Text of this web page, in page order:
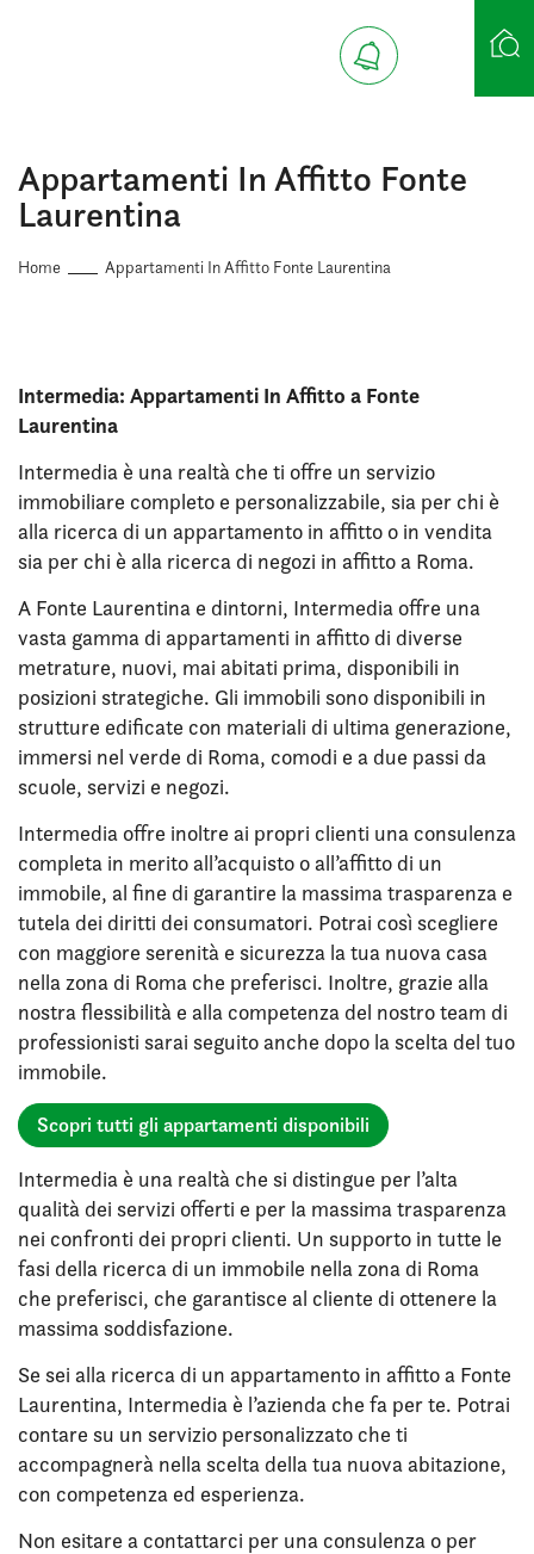
Appartamenti In Affitto Fonte
Laurentina
Home Appartamenti In Affitto Fonte Laurentina
Intermedia: Appartamenti In Affitto a Fonte
Laurentina
Intermedia è una realtà che ti offre un servizio
immobiliare completo e personalizzabile, sia per chi è
alla ricerca di un appartamento in affitto o in vendita
sia per chi è alla ricerca di negozi in affitto a Roma.
A Fonte Laurentina e dintorni, Intermedia offre una
vasta gamma di appartamenti in affitto di diverse
metrature, nuovi, mai abitati prima, disponibili in
posizioni strategiche. Gli immobili sono disponibili in
strutture edificate con materiali di ultima generazione,
immersi nel verde di Roma, comodi e a due passi da
scuole, servizi e negozi.
Intermedia offre inoltre ai propri clienti una consulenza
completa in merito all’acquisto o all’affitto di un
immobile, al fine di garantire la massima trasparenza e
tutela dei diritti dei consumatori. Potrai così scegliere
con maggiore serenità e sicurezza la tua nuova casa
nella zona di Roma che preferisci. Inoltre, grazie alla
nostra flessibilità e alla competenza del nostro team di
professionisti sarai seguito anche dopo la scelta del tuo
immobile.
Scopri tutti gli appartamenti disponibili
Intermedia è una realtà che si distingue per l’alta
qualità dei servizi offerti e per la massima trasparenza
nei confronti dei propri clienti. Un supporto in tutte le
fasi della ricerca di un immobile nella zona di Roma
che preferisci, che garantisce al cliente di ottenere la
massima soddisfazione.
Se sei alla ricerca di un appartamento in affitto a Fonte
Laurentina, Intermedia è l’azienda che fa per te. Potrai
contare su un servizio personalizzato che ti
accompagnerà nella scelta della tua nuova abitazione,
con competenza ed esperienza.
Non esitare a contattarci per una consulenza o per